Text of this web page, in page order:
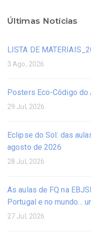
Últimas Notícias
LISTA DE
3 Ago, 2026
Posters Eco-Código do
29 Jul, 2026
Eclipse do Sol: das
agosto de 2026
28 Jul, 2026
As aulas de FQ na
Portugal e no mundo…
27 Jul, 2026